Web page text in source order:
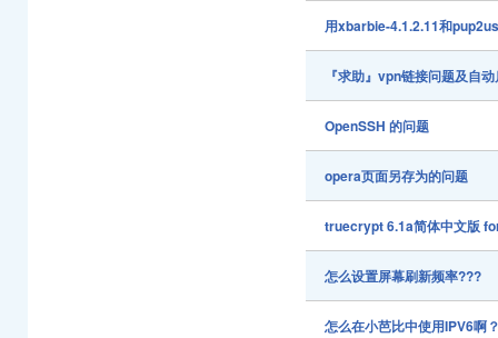
用xbarbie-4.1.2.11和
『求助』vpn链接问题及自
OpenSSH 的问题
opera页面另存为的问题
truecrypt 6.1a简体中文版
怎么设置屏幕刷新频率???
怎么在小芭比中使用IPV6啊